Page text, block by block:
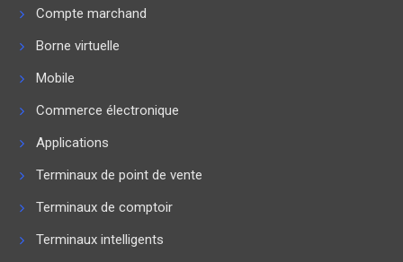
Compte marchand
Borne virtuelle
Mobile
Commerce électronique
Applications
Terminaux de point de vente
Terminaux de comptoir
Terminaux intelligents